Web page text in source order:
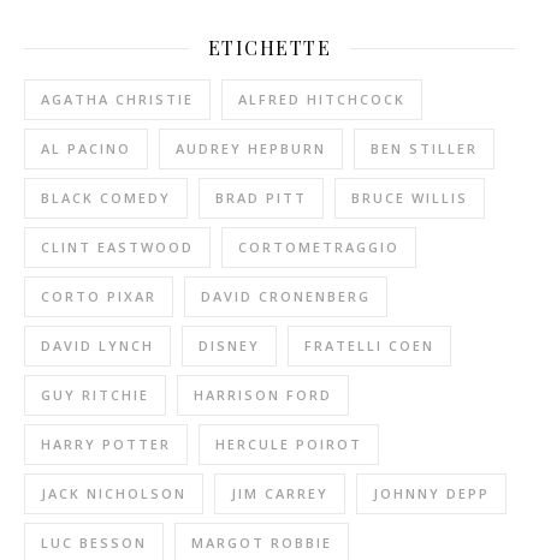
ETICHETTE
AGATHA CHRISTIE ALFRED HITCHCOCK
AL PACINO AUDREY HEPBURN BEN STILLER
BLACK COMEDY BRAD PITT BRUCE WILLIS
CLINT EASTWOOD CORTOMETRAGGIO
CORTO PIXAR DAVID CRONENBERG
DAVID LYNCH DISNEY FRATELLI COEN
GUY RITCHIE HARRISON FORD
HARRY POTTER HERCULE POIROT
JACK NICHOLSON JIM CARREY JOHNNY DEPP
LUC BESSON MARGOT ROBBIE